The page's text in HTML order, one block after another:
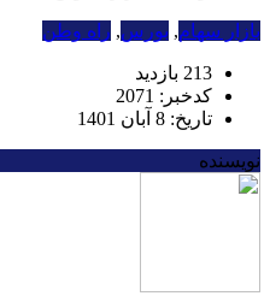
بازار سهام, بورس, راه وطن
213 بازدید
کدخبر: 2071
تاریخ: 8 آبان 1401
نویسنده